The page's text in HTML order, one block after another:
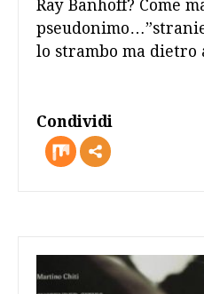
Ray Banhoff? Come
lo strambo ma dietro
Condividi